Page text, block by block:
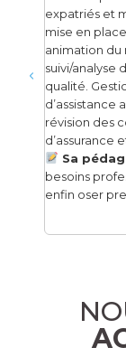
expatriés et
mise en place
animation du
suivi/analyse
qualité.
d’assistance
révision des
d’assurance
Sa
besoins
enfin oser